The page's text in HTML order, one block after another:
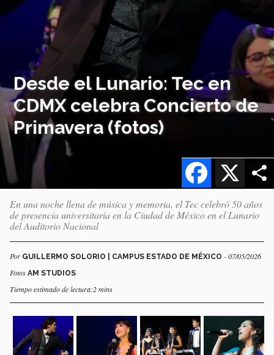
Desde el Lunario: Tec en
CDMX celebra Concierto de
Primavera (fotos)
X
Facebook
En una noche llena de música y memoria, el Tec celebró 50 años
de presencia universitaria en la Ciudad de México en el Lunario
del Auditorio Nacional
Por GUILLERMO SOLORIO | CAMPUS ESTADO DE MÉXICO - 07/05/2026
Fotos AM STUDIOS
Tiempo estimado de lectura:2 mins